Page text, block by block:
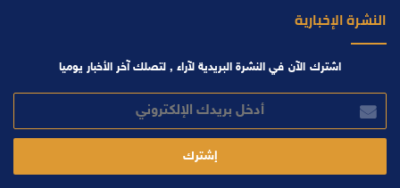
النشرة الإخبارية
اشترك الآن في النشرة البريدية لآراء , لتصلك آخر الأخبار يوميا
بريدك
الإلكتروني